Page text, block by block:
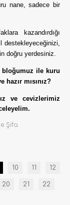
nane, sadece bir
kazandırdığı
destekleyeceğinizi,
doğru yerdesiniz.
bloğumuz ile kuru
mısınız?
ve cevizlerimiz
Şifa
10 11 12
20 21 22